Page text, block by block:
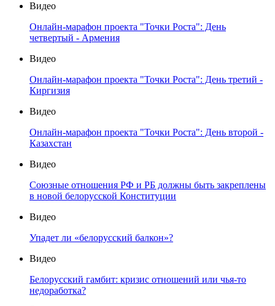
Видео
Онлайн-марафон проекта "Точки Роста": День
четвертый - Армения
Видео
Онлайн-марафон проекта "Точки Роста": День третий -
Киргизия
Видео
Онлайн-марафон проекта "Точки Роста": День второй -
Казахстан
Видео
Союзные отношения РФ и РБ должны быть закреплены
в новой белорусской Конституции
Видео
Упадет ли «белорусский балкон»?
Видео
Белорусский гамбит: кризис отношений или чья-то
недоработка?